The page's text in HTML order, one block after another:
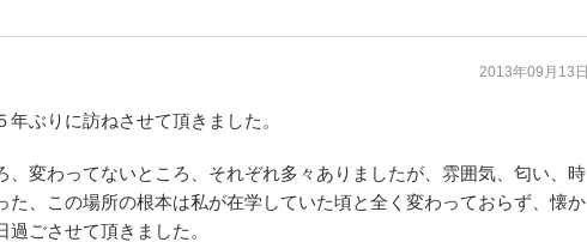
2013年09月13日
年ぶりに訪ねさせて頂きました。
、変わってないところ、それぞれ多々ありましたが、雰囲気、匂い、時
た、この場所の根本は私が在学していた頃と全く変わっておらず、懐か
過ごさせて頂きました。